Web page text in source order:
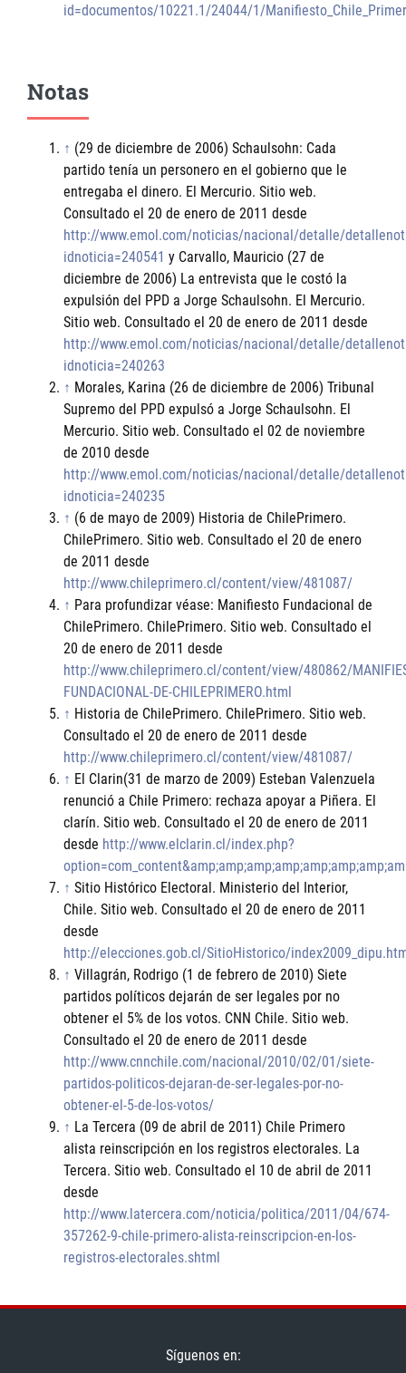
id=documentos/10221.1/24044/1/
Notas
↑ (29 de diciembre de 2006) Schaulsohn: Cada
partido tenía un personero en el gobierno que le
entregaba el dinero. El Mercurio. Sitio web.
Consultado el 20 de enero de 2011 desde
http://www.emol.com/noticias/nacional/detalle/
idnoticia=240541 y Carvallo, Mauricio (27 de
diciembre de 2006) La entrevista que le costó la
expulsión del PPD a Jorge Schaulsohn. El Mercurio.
Sitio web. Consultado el 20 de enero de 2011 desde
http://www.emol.com/noticias/nacional/detalle/
idnoticia=240263
↑ Morales, Karina (26 de diciembre de 2006) Tribunal
Supremo del PPD expulsó a Jorge Schaulsohn. El
Mercurio. Sitio web. Consultado el 02 de noviembre
de 2010 desde
http://www.emol.com/noticias/nacional/detalle/
idnoticia=240235
↑ (6 de mayo de 2009) Historia de ChilePrimero.
ChilePrimero. Sitio web. Consultado el 20 de enero
de 2011 desde
http://www.chileprimero.cl/content/view/481087/
↑ Para profundizar véase: Manifiesto Fundacional de
ChilePrimero. ChilePrimero. Sitio web. Consultado el
20 de enero de 2011 desde
http://www.chileprimero.cl/content/view/480862/
FUNDACIONAL-DE-CHILEPRIMERO.html
↑ Historia de ChilePrimero. ChilePrimero. Sitio web.
Consultado el 20 de enero de 2011 desde
http://www.chileprimero.cl/content/view/481087/
↑ El Clarin(31 de marzo de 2009) Esteban Valenzuela
renunció a Chile Primero: rechaza apoyar a Piñera. El
clarín. Sitio web. Consultado el 20 de enero de 2011
desde http://www.elclarin.cl/index.php?
↑ Sitio Histórico Electoral. Ministerio del Interior,
Chile. Sitio web. Consultado el 20 de enero de 2011
desde
http://elecciones.gob.cl/SitioHistorico/
↑ Villagrán, Rodrigo (1 de febrero de 2010) Siete
partidos políticos dejarán de ser legales por no
obtener el 5% de los votos. CNN Chile. Sitio web.
Consultado el 20 de enero de 2011 desde
http://www.cnnchile.com/nacional/2010/02/01/siete-
partidos-politicos-dejaran-de-ser-legales-por-no-
obtener-el-5-de-los-votos/
↑ La Tercera (09 de abril de 2011) Chile Primero
alista reinscripción en los registros electorales. La
Tercera. Sitio web. Consultado el 10 de abril de 2011
desde
http://www.latercera.com/noticia/politica/2011/04/674-
357262-9-chile-primero-alista-reinscripcion-en-los-
registros-electorales.shtml
Síguenos en: